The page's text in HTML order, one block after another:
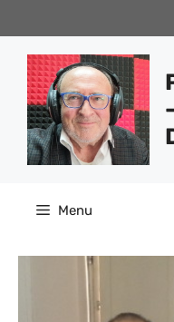
al
contenuto
Menu